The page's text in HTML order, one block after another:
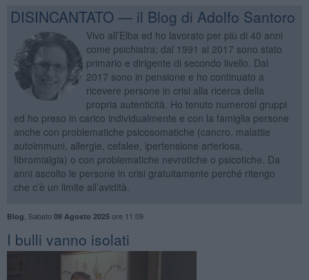
DISINCANTATO — il Blog di Adolfo Santoro
Vivo all’Elba ed ho lavorato per più di 40 anni
come psichiatra; dal 1991 al 2017 sono stato
primario e dirigente di secondo livello. Dal
2017 sono in pensione e ho continuato a
ricevere persone in crisi alla ricerca della
propria autenticità. Ho tenuto numerosi gruppi
ed ho preso in carico individualmente e con la famiglia persone
anche con problematiche psicosomatiche (cancro, malattie
autoimmuni, allergie, cefalee, ipertensione arteriosa,
fibromialgia) o con problematiche nevrotiche o psicotiche. Da
anni ascolto le persone in crisi gratuitamente perché ritengo
che c’è un limite all’avidità.
Blog Sabato 09 Agosto 2025ore 11:09
​I bulli vanno isolati